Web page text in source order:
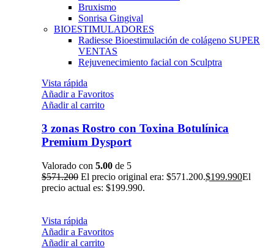
Bruxismo
Sonrisa Gingival
BIOESTIMULADORES
Radiesse Bioestimulación de colágeno SUPER
VENTAS
Rejuvenecimiento facial con Sculptra
Vista rápida
Añadir a Favoritos
Añadir al carrito
3 zonas Rostro con Toxina Botulínica
Premium Dysport
Valorado con 5.00 de 5
$571.200 El precio original era: $571.200.$199.990El
precio actual es: $199.990.
Vista rápida
Añadir a Favoritos
Añadir al carrito